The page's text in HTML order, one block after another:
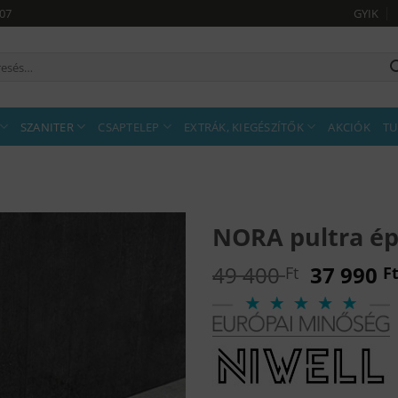
GYIK
SZANITER CSAPTELEP EXTRÁK, KIEGÉSZÍTŐK AKCIÓK
NORA pultra
49 400Ft Original
price
was:
49
400 Ft.
37 990